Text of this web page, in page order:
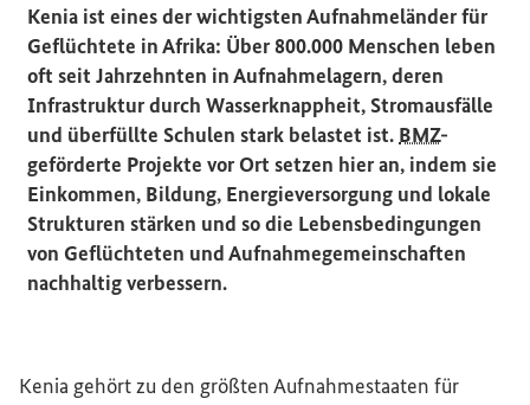
Kenia ist eines der wichtigsten Aufnahmeländer für
Geflüchtete in Afrika: Über 800.000 Menschen leben
oft seit Jahrzehnten in Aufnahmelagern, deren
Infrastruktur durch Wasserknappheit, Stromausfälle
und überfüllte Schulen stark belastet ist. BMZ-
geförderte Projekte vor Ort setzen hier an, indem sie
Einkommen, Bildung, Energieversorgung und lokale
Strukturen stärken und so die Lebensbedingungen
von Geflüchteten und Aufnahmegemeinschaften
nachhaltig verbessern.
Kenia gehört zu den größten Aufnahmestaaten für